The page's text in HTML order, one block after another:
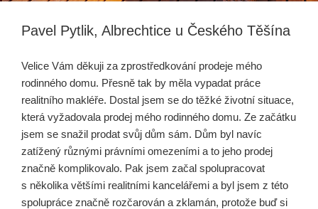
Pavel Pytlik, Albrechtice u Českého Těšína
Velice Vám děkuji za zprostředkování prodeje mého
rodinného domu. Přesně tak by měla vypadat práce
realitního makléře. Dostal jsem se do těžké životní situace,
která vyžadovala prodej mého rodinného domu. Ze začátku
jsem se snažil prodat svůj dům sám. Dům byl navíc
zatížený různými právními omezeními a to jeho prodej
značně komplikovalo. Pak jsem začal spolupracovat
s několika většími realitními kancelářemi a byl jsem z této
spolupráce značně rozčarován a zklamán, protože buď si